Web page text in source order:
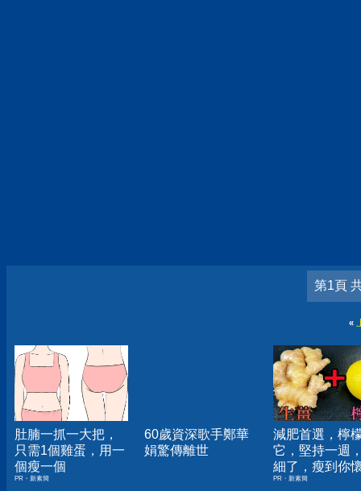
第1頁
«
肚腩一抓一大把，
只需1個雞蛋，用一
個瘦一個
PR・新素簡
60歲資深歌手鄭華
娟驚傳離世
減肥首選，檸
它，堅持一週
細了，瘦到你
人生
PR・新素簡